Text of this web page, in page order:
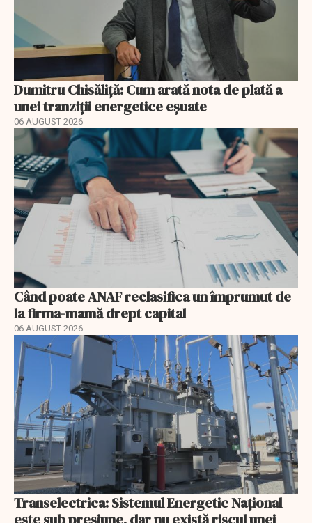
Dumitru Chisăliță: Cum arată nota de plată a
unei tranziții energetice eșuate
06 AUGUST 2026
Când poate ANAF reclasifica un împrumut de
la firma-mamă drept capital
06 AUGUST 2026
Transelectrica: Sistemul Energetic Național